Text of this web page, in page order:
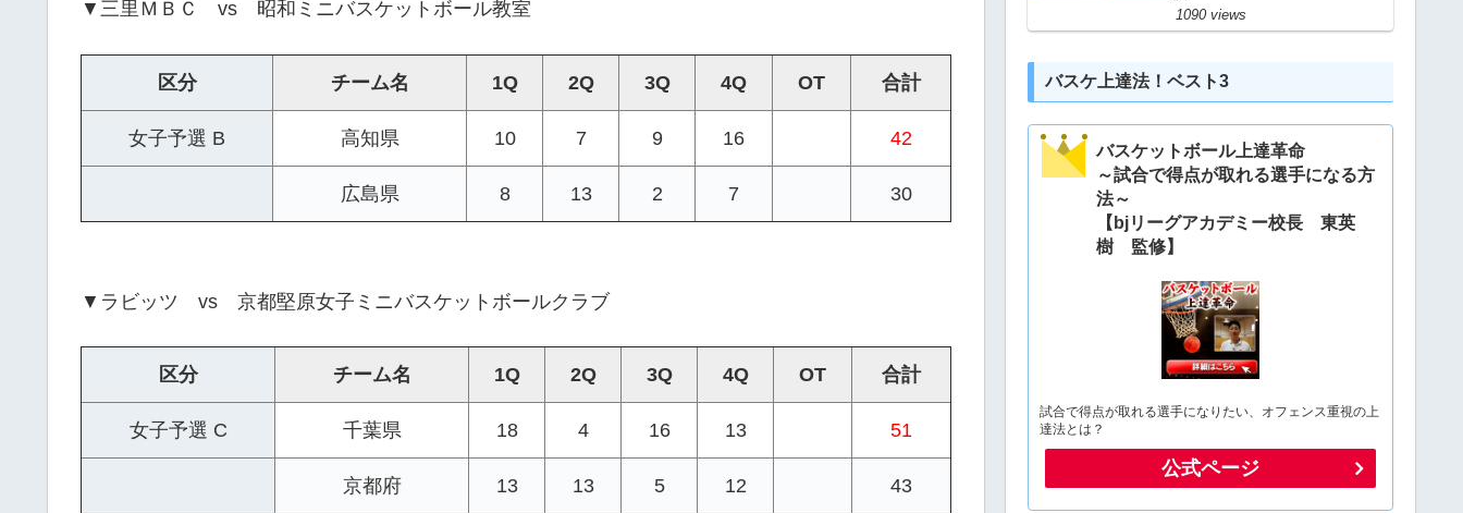
▼三里ＭＢＣ vs 昭和ミニバスケットボール教室
区分 チーム名 1Q 2Q 3Q 4Q OT 合計
女子予選 B 高知県 10 7 9 16 42
広島県 8 13 2 7 30
▼ラビッツ vs 京都堅原女子ミニバスケットボールクラブ
区分 チーム名 1Q 2Q 3Q 4Q OT 合計
女子予選 C 千葉県 18 4 16 13 51
京都府 13 13 5 12 43
1090 views
バスケ上達法！ベスト3
バスケットボール上達革命
～試合で得点が取れる選手になる方
法～
【bjリーグアカデミー校長 東英
樹 監修】
試合で得点が取れる選手になりたい、オフェンス重視の上
達法とは？
公式ページ